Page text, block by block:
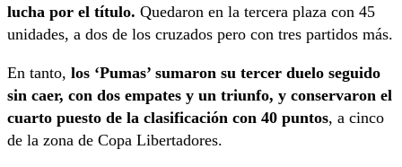
lucha por el título. Quedaron en la tercera plaza con 45
unidades, a dos de los cruzados pero con tres partidos más.
En tanto, los ‘Pumas’ sumaron su tercer duelo seguido
sin caer, con dos empates y un triunfo, y conservaron el
cuarto puesto de la clasificación con 40 puntos, a cinco
de la zona de Copa Libertadores.